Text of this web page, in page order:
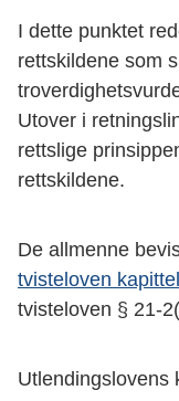
I dette punktet
rettskildene som
Utover i
rettslige
rettskildene.
De allmenne
tvisteloven
tvisteloven § 21-
Utlendingslovens